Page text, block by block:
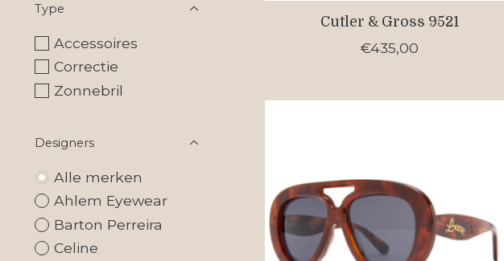
Type
Accessoires
Correctie
Zonnebril
Designers
Alle merken
Ahlem Eyewear
Barton Perreira
Celine
Cutler & Gross 9521
€435,00